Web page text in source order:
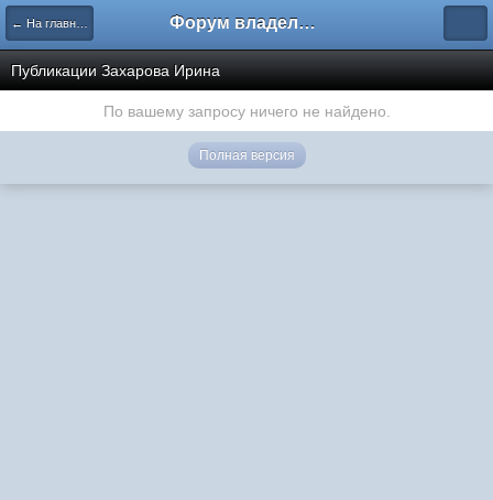
← На главную Форум владельцев интернет-магазинов
Публикации Захарова Ирина
По вашему запросу ничего не найдено.
Полная версия